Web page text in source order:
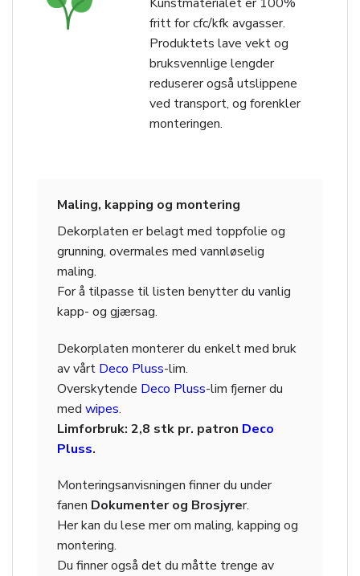
fritt for cfc/kfk avgasser.
Produktets lave vekt og
bruksvennlige lengder
reduserer også utslippene
ved transport, og forenkler
monteringen.
Maling, kapping og montering
Dekorplaten er belagt med toppfolie og
grunning, overmales med vannløselig
maling.
For å tilpasse til listen benytter du vanlig
kapp- og gjærsag.
Dekorplaten monterer du enkelt med bruk
av vårt Deco Pluss-lim.
Overskytende Deco Pluss-lim fjerner du
med wipes.
Limforbruk: 2,8 stk pr. patron Deco
Pluss.
Monteringsanvisningen finner du under
fanen Dokumenter og Brosjyrer.
Her kan du lese mer om maling, kapping og
montering.
Du finner også det du måtte trenge av